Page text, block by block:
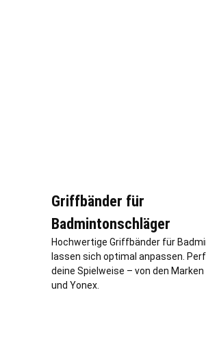
Griffbänder für
Badmintonschläger
Hochwertige Griffbänder für
lassen sich optimal anpassen.
deine Spielweise – von den Marken
und Yonex.